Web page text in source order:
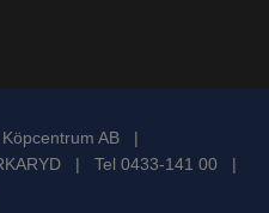
AB |
| Tel 0433-141 00 |